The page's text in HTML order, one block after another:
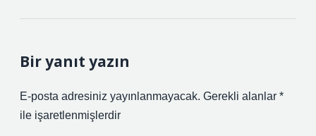
Bir yanıt yazın
E-posta adresiniz yayınlanmayacak. Gerekli alanlar *
ile işaretlenmişlerdir